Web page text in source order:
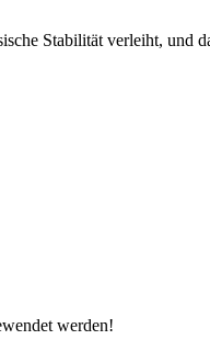
Stabilität verleiht, und
werden!